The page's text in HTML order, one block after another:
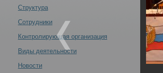
Новости -
VII Всероссийский съезд судебных медиков "Задачи
Структура
Сотрудники
Контролирующая организация
Виды деятельности
Новости